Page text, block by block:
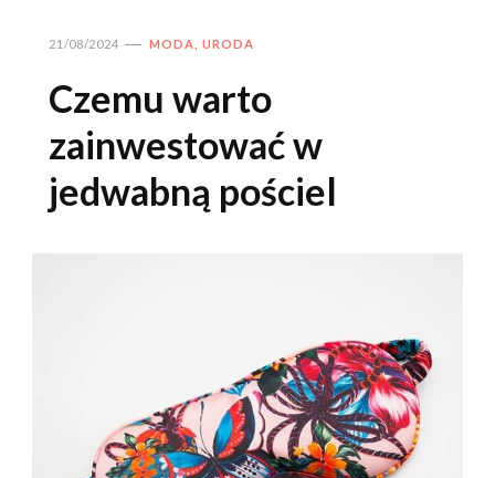
21/08/2024 MODA, URODA
Czemu warto
zainwestować w
jedwabną pościel